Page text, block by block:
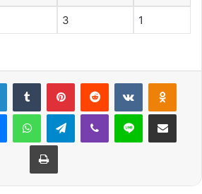
3 1
LinkedInTumblr PinterestReddit VKontakte
MessengerWhatsAppTelegramViber Line E-Posta ile
Yazdır